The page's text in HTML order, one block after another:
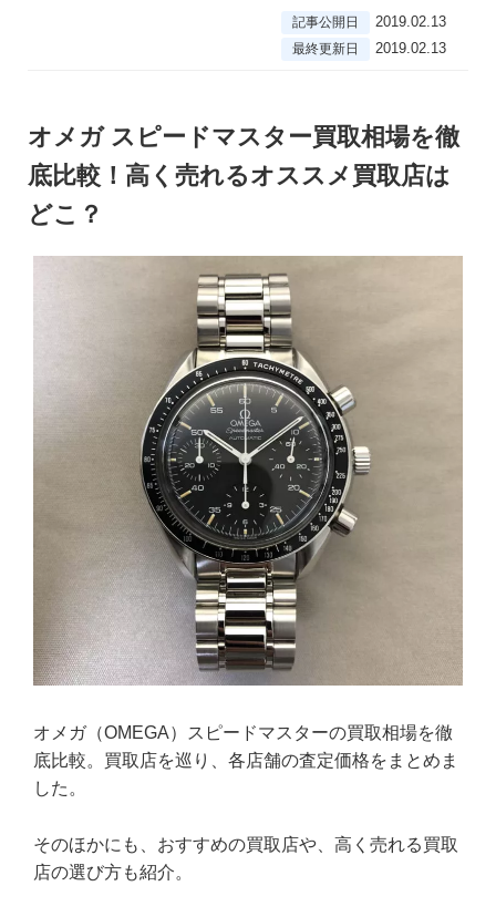
記事公開日 2019.02.13
最終更新日 2019.02.13
オメガ スピードマスター買取相場を徹
底比較！高く売れるオススメ買取店は
どこ？
オメガ（OMEGA）スピードマスターの買取相場を徹
底比較。買取店を巡り、各店舗の査定価格をまとめま
した。
そのほかにも、おすすめの買取店や、高く売れる買取
店の選び方も紹介。